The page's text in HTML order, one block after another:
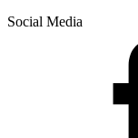
Social Media